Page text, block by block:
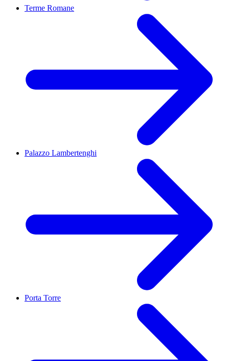
Terme Romane
Palazzo Lambertenghi
Porta Torre